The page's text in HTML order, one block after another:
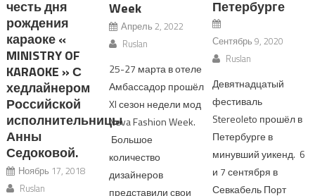
честь дня
рождения
караоке «
MINISTRY OF
KARAOKE » С
хедлайнером
Российской
исполнительницы
Анны
Седоковой.
Ноябрь 17, 2018
Ruslan
Week
Апрель 2, 2022
Ruslan
25-27 марта в отеле
Амбассадор прошёл
XI сезон недели мод
Neva Fashion Week.
Большое
количество
дизайнеров
представили свои
Петербурге
Сентябрь 9, 2020
Ruslan
Девятнадцатый
фестиваль
Stereoleto прошёл в
Петербурге в
минувший уикенд. 6
и 7 сентября в
Севкабель Порт